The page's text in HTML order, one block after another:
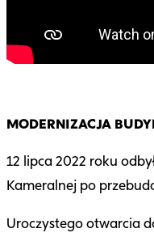
MODERNIZACJA
12 lipca 2022 roku
Kameralnej po
Uroczystego otwarcia